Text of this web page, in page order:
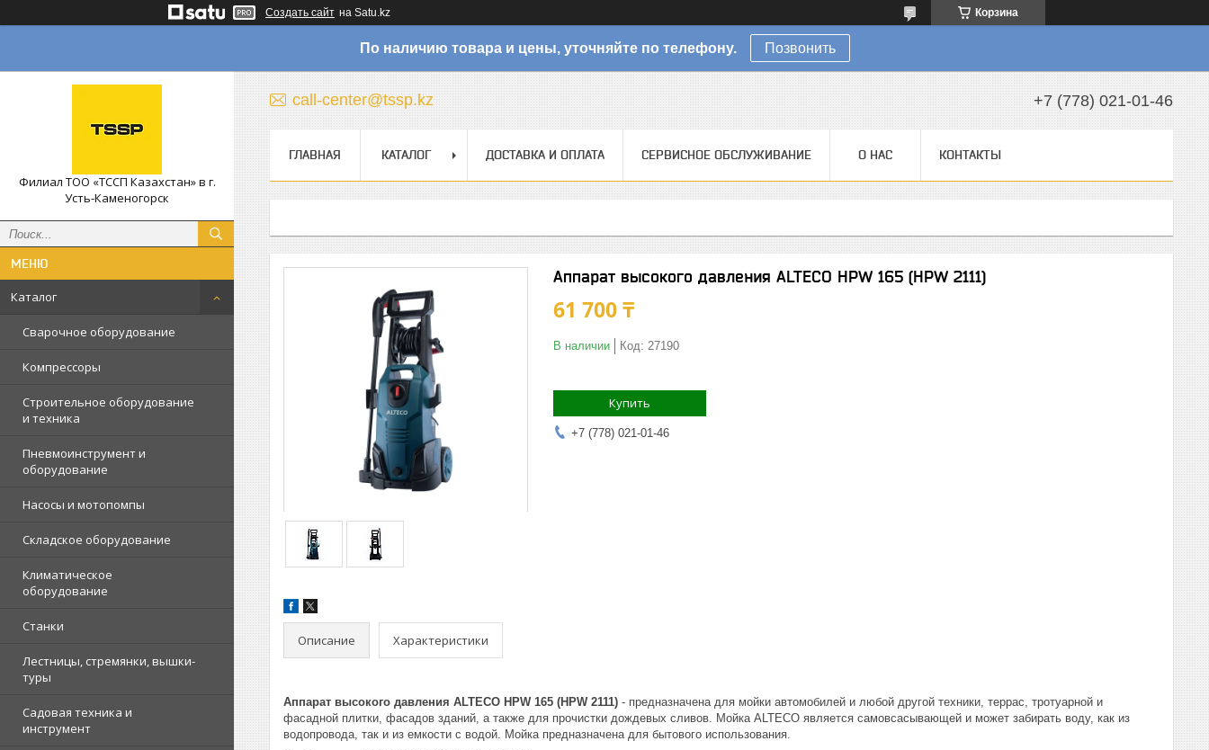
Создать сайт на Satu.kz Корзина
По наличию товара и цены, уточняйте по телефону. Позвонить
Филиал ТОО «ТССП Казахстан» в г.
Усть-Каменогорск
Каталог
Сварочное оборудование
Компрессоры
Строительное оборудование
и техника
Пневмоинструмент и
оборудование
Насосы и мотопомпы
Складское оборудование
Климатическое
оборудование
Станки
Лестницы, стремянки, вышки-
туры
Садовая техника и
инструмент
call-center@tssp.kz +7 (778) 021-01-46
ГЛАВНАЯ КАТАЛОГ ДОСТАВКА И ОПЛАТА СЕРВИСНОЕ ОБСЛУЖИВАНИЕ О НАС КОНТАКТЫ
Аппарат высокого давления ALTECO HPW 165 (HPW 2111)
61 700 ₸
В наличии Код: 27190
Купить
+7 (778) 021-01-46
Описание Характеристики
Аппарат высокого давления ALTECO HPW 165 (HPW 2111) - предназначена для мойки автомобилей и любой другой техники, террас, тротуарной и
фасадной плитки, фасадов зданий, а также для прочистки дождевых сливов. Мойка ALTECO является самовсасывающей и может забирать воду, как из
водопровода, так и из емкости с водой. Мойка предназначена для бытового использования.